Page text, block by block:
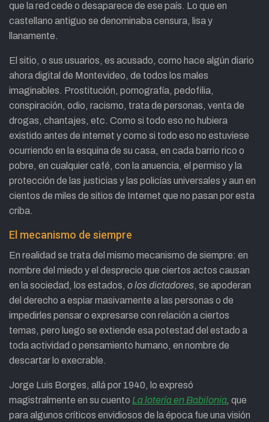
que la red cede o desaparece de ese país. Lo que en
castellano antiguo se denominaba censura, lisa y
llanamente.
El sitio, o sus usuarios, es acusado, como hace algún diario
ahora digital de Montevideo, de todos los males
imaginables. Prostitución, pornografía, pedofilia,
conspiración, odio, racismo, trata de personas, venta de
drogas, chantajes, etc. Como si todo eso no hubiera
existido antes de internet y como si todo eso no estuviese
ocurriendo en la esquina de su casa, en cada barrio rico o
pobre, en cualquier café, con la anuencia, el permiso y la
protección de las justicias y las policías universales y aun en
cientos de miles de sitios de Internet que no pasan por esta
criba.
El mecanismo de siempre
En realidad se trata del mismo mecanismo de siempre: en
nombre del miedo y el desprecio que ciertos actos causan
en la sociedad, los estados, o los dictadores, se apoderan
del derecho a espiar masivamente a las personas o de
impedirles pensar o expresarse con relación a ciertos
temas, pero luego se extiende esa potestad del estado a
toda actividad o pensamiento humano, en nombre de
descartar lo execrable.
Jorge Luis Borges, allá por 1940, lo expresó
magistralmente en su cuento La lotería en Babilonia, que
para algunos críticos envidiosos de la época fue una visión